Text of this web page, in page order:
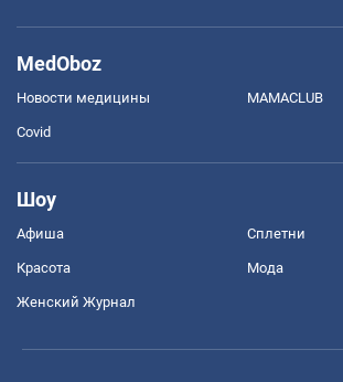
MedOboz
Новости медицины MAMACLUB
Covid
Шоу
Афиша Сплетни
Красота Мода
Женский Журнал